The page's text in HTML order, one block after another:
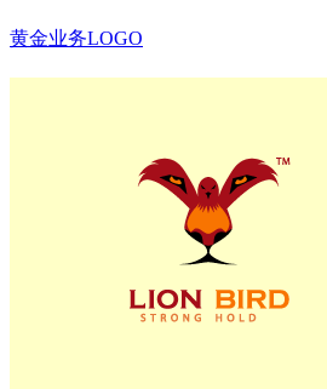
黄金业务LOGO